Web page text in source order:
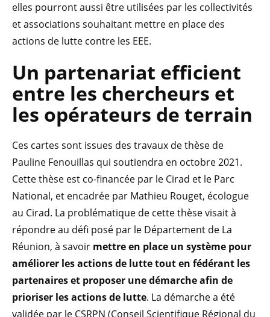
elles pourront aussi être utilisées par les collectivités
et associations souhaitant mettre en place des
actions de lutte contre les EEE.
Un partenariat efficient
entre les chercheurs et
les opérateurs de terrain
Ces cartes sont issues des travaux de thèse de
Pauline Fenouillas qui soutiendra en octobre 2021.
Cette thèse est co-financée par le Cirad et le Parc
National, et encadrée par Mathieu Rouget, écologue
au Cirad. La problématique de cette thèse visait à
répondre au défi posé par le Département de La
Réunion, à savoir mettre en place un système pour
améliorer les actions de lutte tout en fédérant les
partenaires et proposer une démarche afin de
prioriser les actions de lutte. La démarche a été
validée par le CSRPN (Conseil Scientifique Régional du